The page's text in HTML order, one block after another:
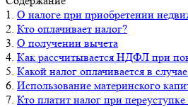
1. О налоге при приобретении
2. Кто оплачивает налог?
3. О получении вычета
4. Как рассчитывается НДФЛ при
5. Какой налог оплачивается в
6. Использование материнского
7. Кто платит налог при